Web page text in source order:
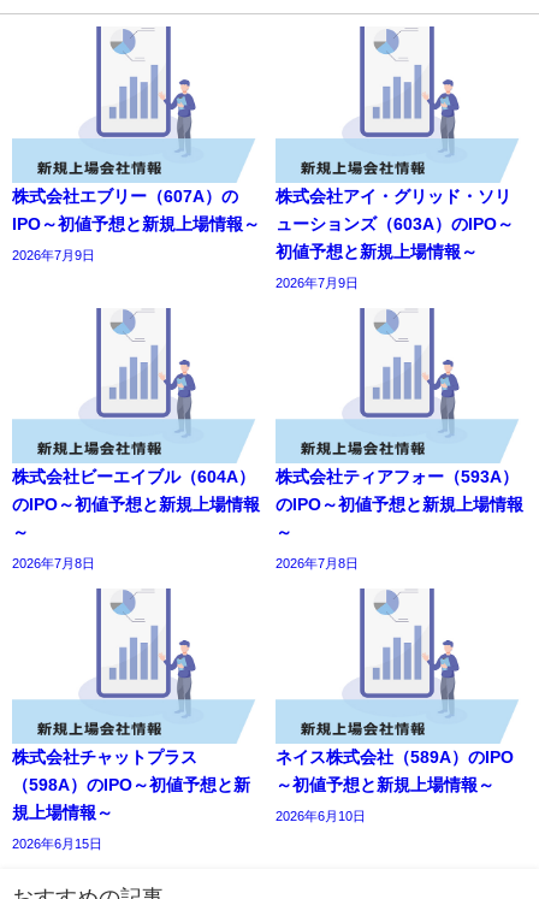
株式会社エブリー（607A）の
IPO～初値予想と新規上場情報～
2026年7月9日
株式会社アイ・グリッド・ソリ
ューションズ（603A）のIPO～
初値予想と新規上場情報～
2026年7月9日
株式会社ビーエイブル（604A）
のIPO～初値予想と新規上場情報
～
2026年7月8日
株式会社ティアフォー（593A）
のIPO～初値予想と新規上場情報
～
2026年7月8日
株式会社チャットプラス
（598A）のIPO～初値予想と新
規上場情報～
2026年6月15日
ネイス株式会社（589A）のIPO
～初値予想と新規上場情報～
2026年6月10日